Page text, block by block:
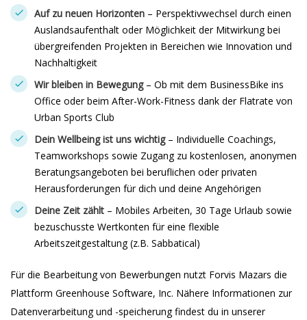
Auf zu neuen Horizonten – Perspektivwechsel durch einen
Auslandsaufenthalt oder Möglichkeit der Mitwirkung bei
übergreifenden Projekten in Bereichen wie Innovation und
Nachhaltigkeit
Wir bleiben in Bewegung– Ob mit dem BusinessBike ins
Office oder beim After-Work-Fitness dank der Flatrate von
Urban Sports Club
Dein Wellbeing ist uns wichtig – Individuelle Coachings,
Teamworkshops sowie Zugang zu kostenlosen, anonymen
Beratungsangeboten bei beruflichen oder privaten
Herausforderungen für dich und deine Angehörigen
Deine Zeit zählt – Mobiles Arbeiten, 30 Tage Urlaub sowie
bezuschusste Wertkonten für eine flexible
Arbeitszeitgestaltung (z.B. Sabbatical)
Für die Bearbeitung von Bewerbungen nutzt Forvis Mazars die
Plattform Greenhouse Software, Inc. Nähere Informationen zur
Datenverarbeitung und -speicherung findest du in unserer